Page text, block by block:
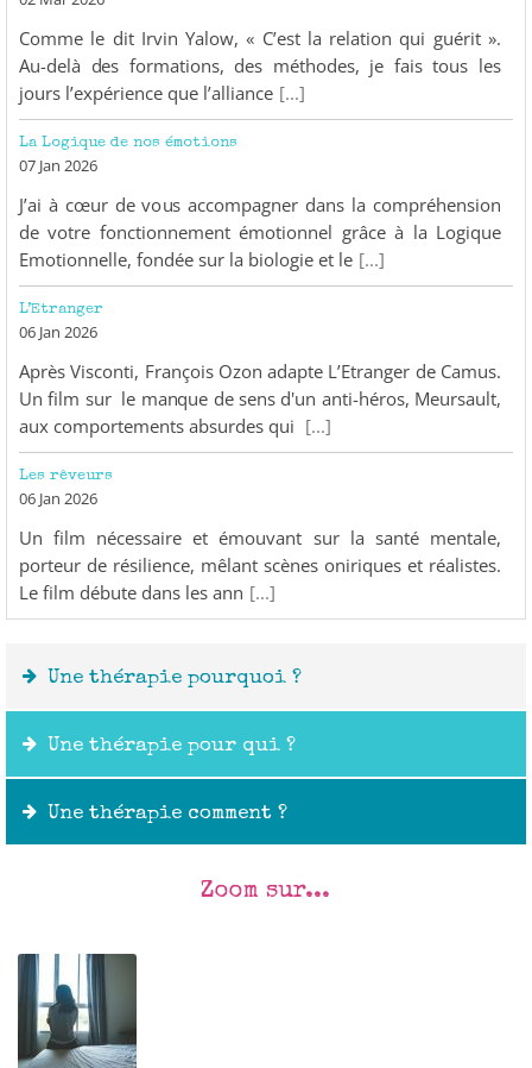
Comme le dit Irvin Yalow, « C’est la relation qui guérit ».
Au-delà des formations, des méthodes, je fais tous les
jours l’expérience que l’alliance [...]
La Logique de nos émotions
07 Jan 2026
J’ai à cœur de vous accompagner dans la compréhension
de votre fonctionnement émotionnel grâce à la Logique
Emotionnelle, fondée sur la biologie et le [...]
L’Etranger
06 Jan 2026
Après Visconti, François Ozon adapte L’Etranger de Camus.
Un film sur le manque de sens d'un anti-héros, Meursault,
aux comportements absurdes qui [...]
Les rêveurs
06 Jan 2026
Un film nécessaire et émouvant sur la santé mentale,
porteur de résilience, mêlant scènes oniriques et réalistes.
Le film débute dans les ann [...]
Une thérapie pourquoi ?
Une thérapie pour qui ?
Outils :
Une thérapie comment ?
Zoom sur...